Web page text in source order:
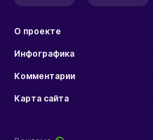
О проекте
Инфографика
Комментарии
Карта сайта